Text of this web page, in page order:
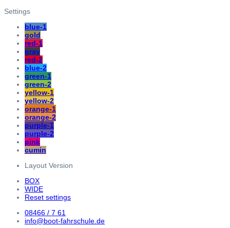
Settings
blue-1
gold
red-1
gray
red-2
blue-2
green-1
green-2
yellow-1
yellow-2
orange-1
orange-2
purple-1
purple-2
pink
cumin
Layout Version
BOX
WIDE
Reset settings
08466 / 7 61
info@boot-fahrschule.de